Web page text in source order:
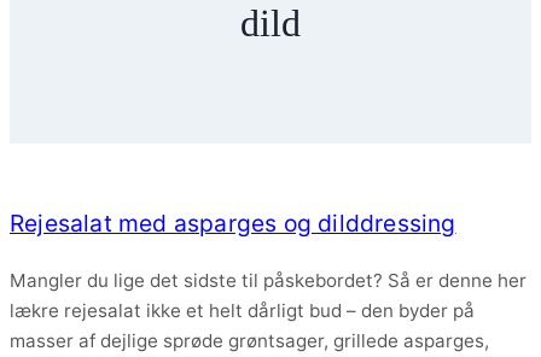
dild
Rejesalat med asparges og dilddressing
Mangler du lige det sidste til påskebordet? Så er denne her
lækre rejesalat ikke et helt dårligt bud – den byder på
masser af dejlige sprøde grøntsager, grillede asparges,